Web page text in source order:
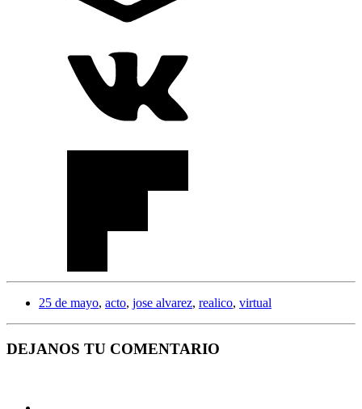
25 de mayo, acto, jose alvarez, realico, virtual
DEJANOS TU COMENTARIO